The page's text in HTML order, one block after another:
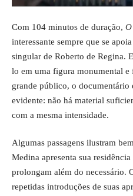
Com 104 minutos de duração,
interessante sempre que se
singular de Roberto de Regina.
lo em uma figura monumental e
grande público, o documentário
evidente: não há material
com a mesma intensidade.
Algumas passagens ilustram
Medina apresenta sua
prolongam além do necessário.
repetidas introduções de suas